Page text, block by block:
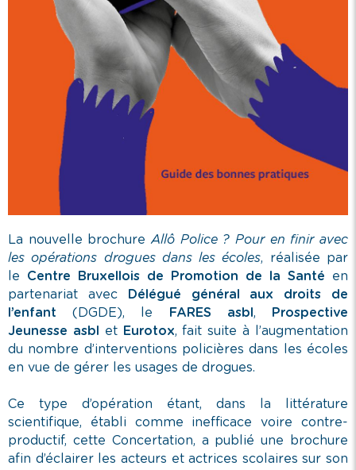
La nouvelle brochureAllô Police ? Pour en finir avec
les opérations drogues dans les écoles, réalisée par
le Centre Bruxellois de Promotion de la Santé en
partenariat avec Délégué général aux droits de
l’enfant (DGDE), le FARES asbl, Prospective
Jeunesse asbl et Eurotox, fait suite à l’augmentation
du nombre d’interventions policières dans les écoles
en vue de gérer les usages de drogues.
Ce type d’opération étant, dans la littérature
scientifique, établi comme inefficace voire contre-
productif, cette Concertation, a publié une brochure
afin d’éclairer les acteurs et actrices scolaires sur son